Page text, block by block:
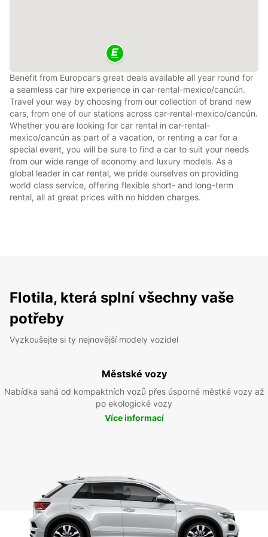
Benefit from Europcar’s great deals available all year round for
a seamless car hire experience in car-rental-mexico/cancún.
Travel your way by choosing from our collection of brand new
cars, from one of our stations across car-rental-mexico/cancún.
Whether you are looking for car rental in car-rental-
mexico/cancún as part of a vacation, or renting a car for a
special event, you will be sure to find a car to suit your needs
from our wide range of economy and luxury models. As a
global leader in car rental, we pride ourselves on providing
world class service, offering flexible short- and long-term
rental, all at great prices with no hidden charges.
Flotila, která splní všechny vaše
potřeby
Vyzkoušejte si ty nejnovější modely vozidel
Městské vozy
Nabídka sahá od kompaktních vozů přes úsporné městké vozy až
po ekologické vozy
Více informací